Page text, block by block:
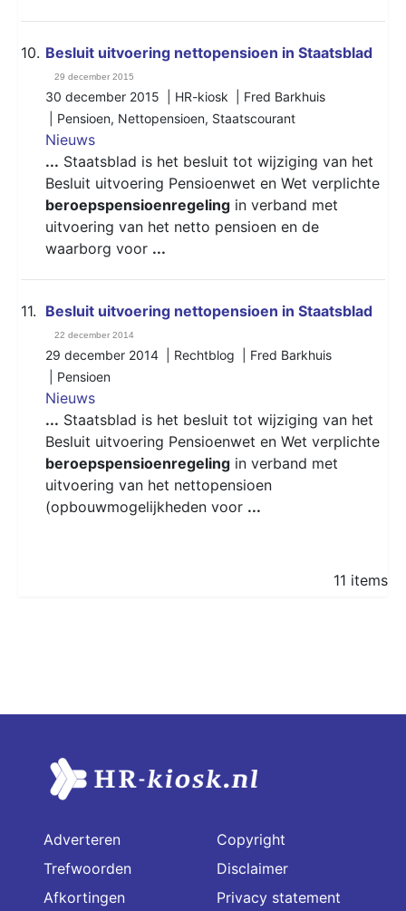
10. Besluit uitvoering nettopensioen in Staatsblad
29 december 2015
30 december 2015 | HR-kiosk | Fred Barkhuis
Pensioen, Nettopensioen, Staatscourant
Nieuws
... Staatsblad is het besluit tot wijziging van het
Besluit uitvoering Pensioenwet en Wet verplichte
beroepspensioenregeling in verband met
uitvoering van het netto pensioen en de
waarborg voor ...
11. Besluit uitvoering nettopensioen in Staatsblad
22 december 2014
29 december 2014 | Rechtblog | Fred Barkhuis
Pensioen
Nieuws
... Staatsblad is het besluit tot wijziging van het
Besluit uitvoering Pensioenwet en Wet verplichte
beroepspensioenregeling in verband met
uitvoering van het nettopensioen
(opbouwmogelijkheden voor ...
11 items
Adverteren
Trefwoorden
Afkortingen
Copyright
Disclaimer
Privacy statement